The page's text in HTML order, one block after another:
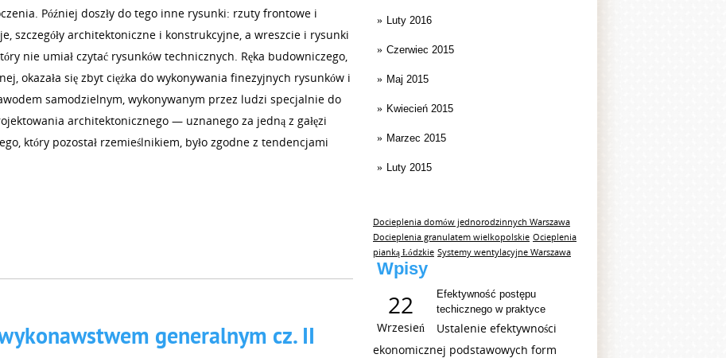
Luty 2016
Czerwiec 2015
Maj 2015
Kwiecień 2015
Marzec 2015
Luty 2015
Docieplenia domów jednorodzinnych Warszawa
Docieplenia granulatem wielkopolskie Ocieplenia
pianką Łódzkie Systemy wentylacyjne Warszawa
Wpisy
22
Wrzesień
Efektywność postępu
techicznego w praktyce
Ustalenie efektywności
ekonomicznej podstawowych form
Później doszły do tego inne rysunki: rzuty frontowe i
szczegóły architektoniczne i konstrukcyjne, a wreszcie i rysunki
nie umiał czytać rysunków technicznych. Ręka budowniczego,
okazała się zbyt ciężka do wykonywania finezyjnych rysunków i
samodzielnym, wykonywanym przez ludzi specjalnie do
architektonicznego — uznanego za jedną z gałęzi
który pozostał rzemieślnikiem, było zgodne z tendencjami
generalnym cz. II